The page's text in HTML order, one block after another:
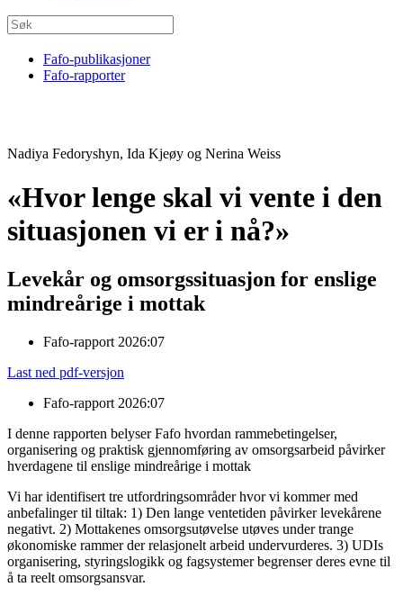
Fafo-publikasjoner
Fafo-rapporter
Nadiya Fedoryshyn, Ida Kjeøy og Nerina Weiss
«Hvor lenge skal vi vente i den
situasjonen vi er i nå?»
Levekår og omsorgssituasjon for enslige
mindreårige i mottak
Fafo-rapport 2026:07
Last ned pdf-versjon
Fafo-rapport 2026:07
I denne rapporten belyser Fafo hvordan rammebetingelser,
organisering og praktisk gjennomføring av omsorgsarbeid påvirker
hverdagene til enslige mindreårige i mottak
Vi har identifisert tre utfordringsområder hvor vi kommer med
anbefalinger til tiltak: 1) Den lange ventetiden påvirker levekårene
negativt. 2) Mottakenes omsorgsutøvelse utøves under trange
økonomiske rammer der relasjonelt arbeid undervurderes. 3) UDIs
organisering, styringslogikk og fagsystemer begrenser deres evne til
å ta reelt omsorgsansvar.